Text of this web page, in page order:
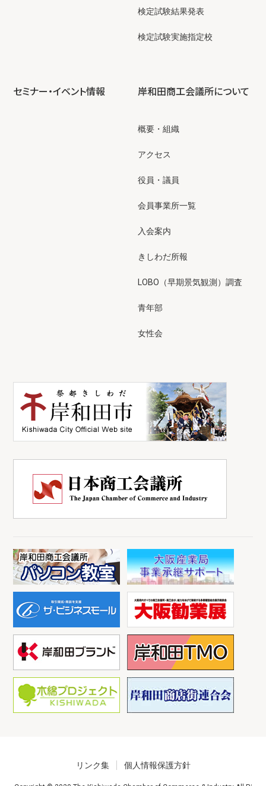
検定試験結果発表
検定試験実施指定校
セミナー・イベント情報 岸和田商工会議所について
概要・組織
アクセス
役員・議員
会員事業所一覧
入会案内
きしわだ所報
LOBO（早期景気観測）調査
青年部
女性会
リンク集 個人情報保護方針